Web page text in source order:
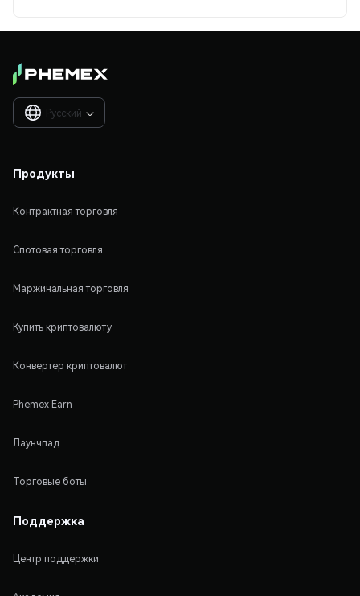
Русский 
Продукты
Контрактная торговля
Спотовая торговля
Маржинальная торговля
Купить криптовалюту
Конвертер криптовалют
Phemex Earn
Лаунчпад
Торговые боты
Поддержка
Центр поддержки